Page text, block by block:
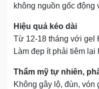
không nguồn gốc động
Hiệu quả kéo dài
Từ 12‑18 tháng với gel
Làm đẹp ít phải tiêm lại
Thẩm mỹ tự nhiên,
Không gây lộ, đùn,